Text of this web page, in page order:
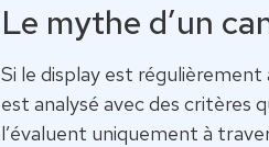
Le mythe d’un
Si le display est
est analysé avec des critères
l’évaluent uniquement à